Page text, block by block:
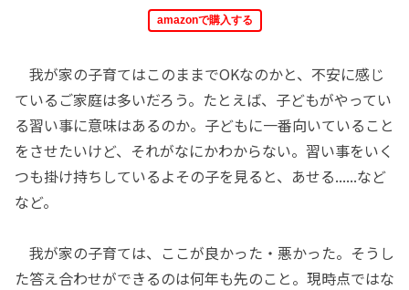
amazonで購入する
我が家の子育てはこのままでOKなのかと、不安に感じ
ているご家庭は多いだろう。たとえば、子どもがやってい
る習い事に意味はあるのか。子どもに一番向いていること
をさせたいけど、それがなにかわからない。習い事をいく
つも掛け持ちしているよその子を見ると、あせる......など
など。
我が家の子育ては、ここが良かった・悪かった。そうし
た答え合わせができるのは何年も先のこと。現時点ではな